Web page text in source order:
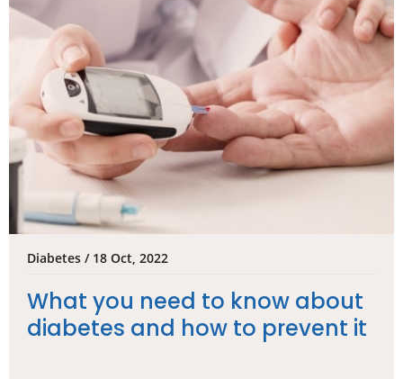
Diabetes / 18 Oct, 2022
What you need to know about
diabetes and how to prevent it